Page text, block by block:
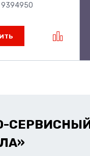
9394950